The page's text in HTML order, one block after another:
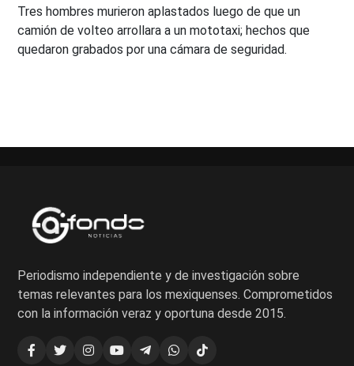
Tres hombres murieron aplastados luego de que un
camión de volteo arrollara a un mototaxi; hechos que
quedaron grabados por una cámara de seguridad.
Periodismo independiente y de investigación sobre
temas relevantes para los mexiquenses. Comprometidos
con la información veraz y oportuna desde 2015.